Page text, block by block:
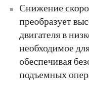
Снижение
преобразует
двигателя в
необходимое
обеспечивая
подъемных